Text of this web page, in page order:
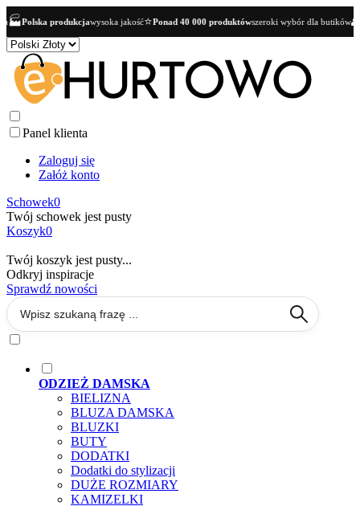
wysoka jakość⭐Ponad 40 000 produktówszeroki wybór dla butików👥Oferta B2B
Panel klienta
Zaloguj się
Załóż konto
Schowek0
Twój schowek jest pusty
Koszyk0
Twój koszyk jest pusty...
Odkryj inspiracje
Sprawdź nowości
ODZIEŻ DAMSKA
BIELIZNA
BLUZA DAMSKA
BLUZKI
BUTY
DODATKI
Dodatki do stylizacji
DUŻE ROZMIARY
KAMIZELKI